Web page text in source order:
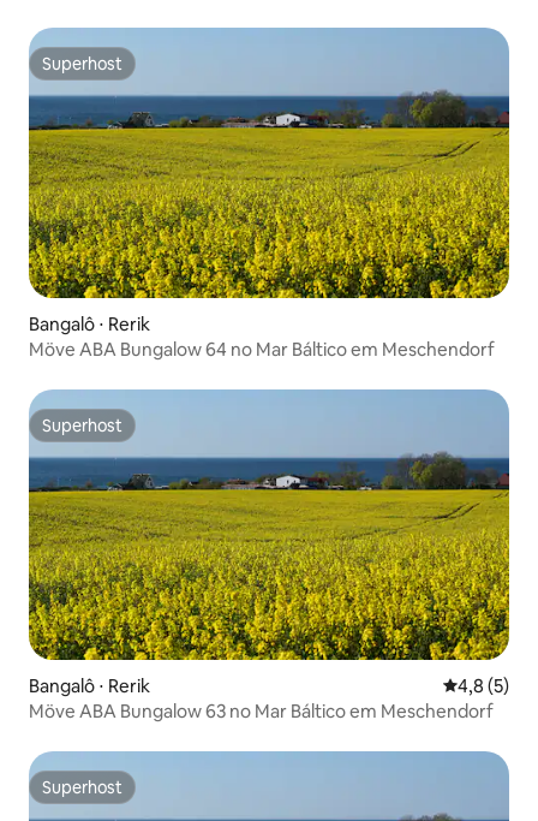
Superhost
Superhost
Bangalô ⋅ Rerik
Möve ABA Bungalow 64 no Mar Báltico em Meschendorf
Superhost
Superhost
Bangalô ⋅ Rerik 4,8 de
4,8 (5)
Möve ABA Bungalow 63 no Mar Báltico em Meschendorf
Superhost
Superhost